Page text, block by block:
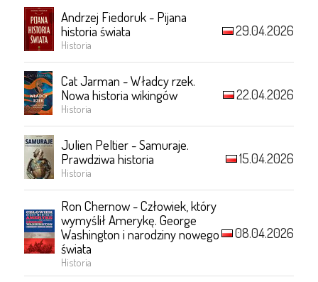
Andrzej Fiedoruk - Pijana
historia świata
Historia
29.04.2026
Cat Jarman - Władcy rzek.
Nowa historia wikingów
Historia
22.04.2026
Julien Peltier - Samuraje.
Prawdziwa historia
Historia
15.04.2026
Ron Chernow - Człowiek, który
wymyślił Amerykę. George
Washington i narodziny nowego
świata
Historia
08.04.2026